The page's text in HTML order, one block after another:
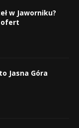
w Jaworniku?
ofert
Jasna Góra